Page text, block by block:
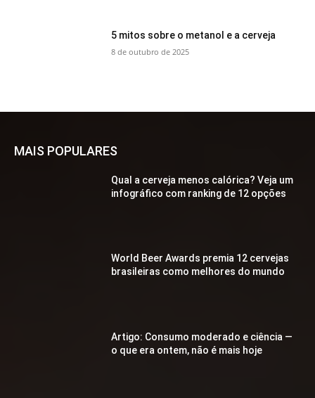
5 mitos sobre o metanol e a cerveja
8 de outubro de 2025
MAIS POPULARES
Qual a cerveja menos calórica? Veja um
infográfico com ranking de 12 opções
World Beer Awards premia 12 cervejas
brasileiras como melhores do mundo
Artigo: Consumo moderado e ciência —
o que era ontem, não é mais hoje